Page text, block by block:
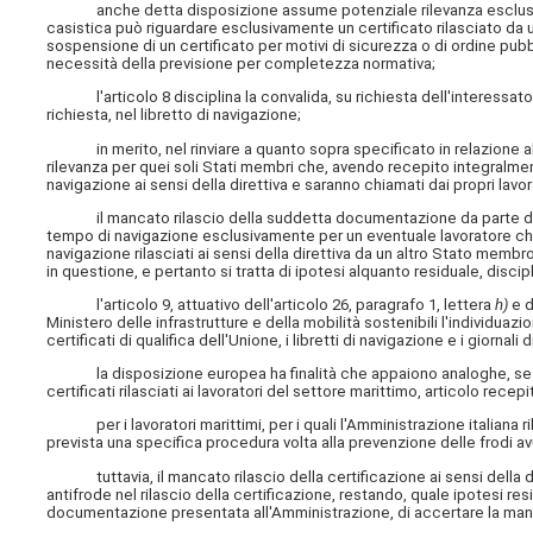
anche detta disposizione assume potenziale rilevanza
casistica può riguardare esclusivamente un certificato rilasciato
sospensione di un certificato per motivi di sicurezza o di ordine
necessità della previsione per completezza normativa;
l'articolo 8 disciplina la convalida, su richiesta dell'interessato,
richiesta, nel libretto di navigazione;
in merito, nel rinviare a quanto sopra specificato in relazione
rilevanza per quei soli Stati membri che, avendo recepito
navigazione ai sensi della direttiva e saranno chiamati dai propri
il mancato rilascio della suddetta documentazione da parte
tempo di navigazione esclusivamente per un eventuale lavoratore
navigazione rilasciati ai sensi della direttiva da un altro Stato
in questione, e pertanto si tratta di ipotesi alquanto residuale,
l'articolo 9, attuativo dell'articolo 26, paragrafo 1, letterah) e
Ministero delle infrastrutture e della mobilità sostenibili
certificati di qualifica dell'Unione, i libretti di navigazione e i giornali
la disposizione europea ha finalità che appaiono analoghe, se
certificati rilasciati ai lavoratori del settore marittimo, articolo
per i lavoratori marittimi, per i quali l'Amministrazione italiana
prevista una specifica procedura volta alla prevenzione delle frodi
tuttavia, il mancato rilascio della certificazione ai sensi della
antifrode nel rilascio della certificazione, restando, quale ipotesi
documentazione presentata all'Amministrazione, di accertare la